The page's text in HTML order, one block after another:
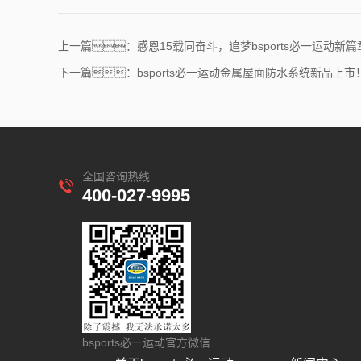
上一篇：感恩15载同奋斗，追梦bsports必一运动新篇
下一篇：bsports必一运动金属屋面防水系统新品上市
全国咨询热线
400-027-9995
bsports必一运动官方微信